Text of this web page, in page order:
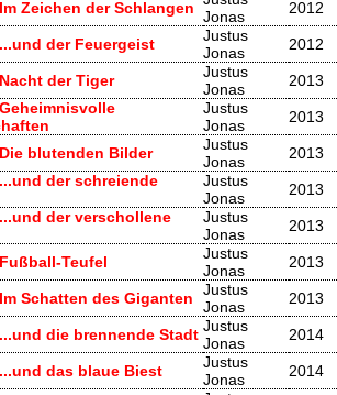
Zeichen der Schlangen Jonas
2012
der Feuergeist
Justus
Jonas
2012
der Tiger
Justus
Jonas
2013
Justus
Jonas
2013
blutenden Bilder
Justus
Jonas
2013
der schreiende
Justus
Jonas
2013
der verschollene
Justus
Jonas
2013
Teufel
Justus
Jonas
2013
Schatten des Giganten
Justus
Jonas
2013
die brennende Stadt Justus
Jonas
2014
das blaue Biest
Justus
Jonas
2014